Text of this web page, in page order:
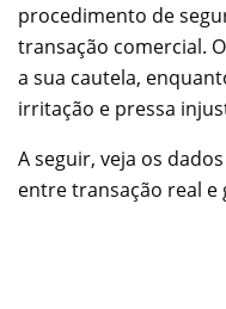
procedimento de
transação comercial.
a sua cautela,
irritação e pressa
A seguir, veja os
entre transação real e